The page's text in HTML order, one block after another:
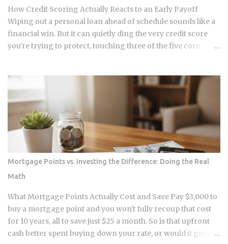
prices went up, the resale prices in places like Apgujeong
actually stayed flat or even drop...
How Credit Scoring Actually Reacts to an Early Payoff
Wiping out a personal loan ahead of schedule sounds like a
financial win. But it can quietly ding the very credit score
you're trying to protect, touching three of the five core
actually pay to keep that loan open a little longer? Payment
history takes a hit in a subtle way: an open loan builds a
running record of on-time payments, while a closed one
stops adding new evidence that you pay your bills. Credit
mix shrinks. Lenders like to see a blend of installment loans
and revolving credit like cards, so losing the installment
account can narrow that mix. Your debt-to-income ratio
improves, though DTI itself isn't a factor in credit scoring.
Lenders use it to judge loan affordability, and a ratio near
36% or less generally reads as favorable to them. A shorter
credit file feels an early closure more than...
Mortgage Points vs. Investing the Difference: Doing the Real
Math
What Mortgage Points Actually Cost and Save Pay $3,000 to
buy a mortgage point and you won't fully recoup that cost
for 10 years, all to save just $25 a month. So is that upfront
cash better spent buying down your rate, or would it grow